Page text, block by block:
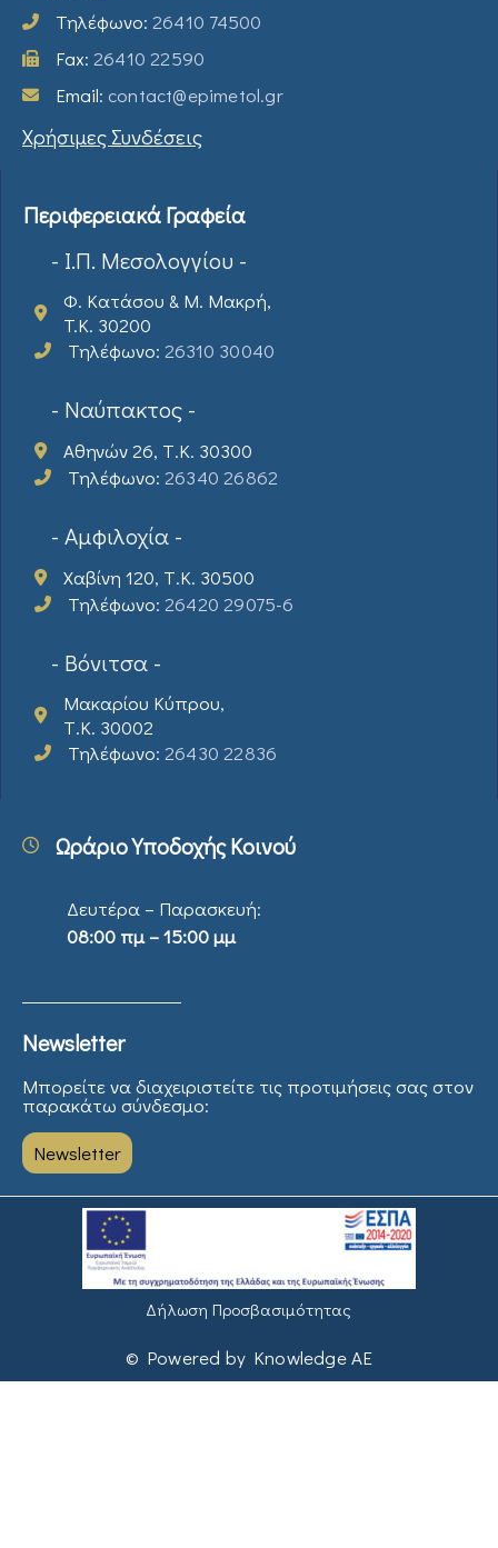
Τηλέφωνο: 26410 74500
Fax: 26410 22590
Email: contact@epimetol.gr
Χρήσιμες Συνδέσεις
Περιφερειακά Γραφεία
- Ι.Π. Μεσολογγίου -
Φ. Κατάσου & Μ. Μακρή,
T.K. 30200
Τηλέφωνο: 26310 30040
- Ναύπακτος -
Αθηνών 26, Τ.Κ. 30300
Τηλέφωνο: 26340 26862
- Αμφιλοχία -
Χαβίνη 120, Τ.Κ. 30500
Τηλέφωνο: 26420 29075-6
- Βόνιτσα -
Μακαρίου Κύπρου,
Τ.Κ. 30002
Τηλέφωνο: 26430 22836
Ωράριο Υποδοχής Κοινού
Δευτέρα – Παρασκευή:
08:00 πμ – 15:00 μμ
Newsletter
Μπορείτε να διαχειριστείτε τις προτιμήσεις σας στον
παρακάτω σύνδεσμο:
Newsletter
Δήλωση Προσβασιμότητας
© Powered by Knowledge AE